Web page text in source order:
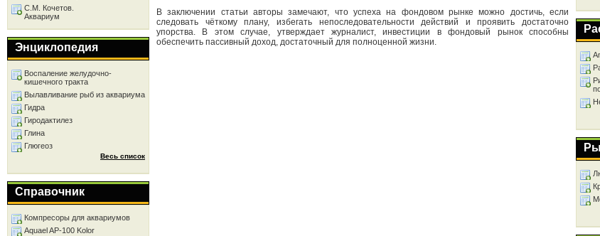
В заключении статьи авторы замечают, что успеха на фондовом рынке можно достичь, если
следовать чёткому плану, избегать непоследовательности действий и проявить достаточно
упорства. В этом случае, утверждает журналист, инвестиции в фондовый рынок способны
обеспечить пассивный доход, достаточный для полноценной жизни.
С.М. Кочетов.
Аквариум
Энциклопедия
Воспаление желудочно-
кишечного тракта
Вылавливание рыб из аквариума
Гидра
Гиродактилез
Глина
Глюгеоз
Весь список
Справочник
Компресоры для аквариумов
Aquael AP-100 Kolor